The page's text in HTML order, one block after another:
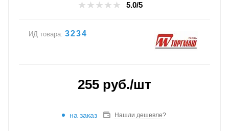
5.0/5
ИД товара: 3234
255 руб./шт
на заказ Нашли дешевле?